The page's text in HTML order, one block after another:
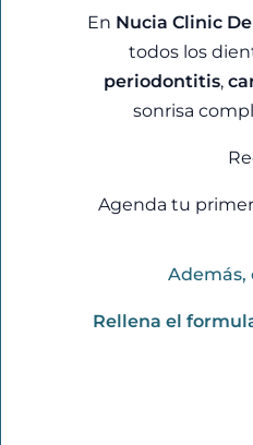
En Nucia Clinic
todos los
periodontitis,
sonrisa
Agenda tu
Además,
Rellena el